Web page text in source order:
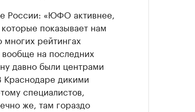
России: «ЮФО активнее,
показывает нам
многих рейтингах
на последних
давно были центрами
Краснодаре дикими
специалистов,
же, там гораздо